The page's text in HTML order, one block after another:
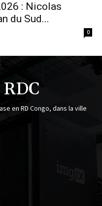
: Nicolas
du Sud...
0
en RD Congo, dans la ville